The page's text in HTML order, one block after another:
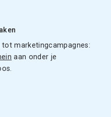
marketingcampagnes:
aan onder je